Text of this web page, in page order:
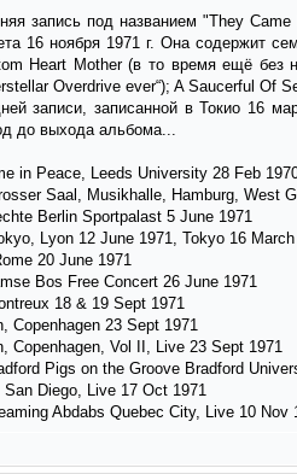
запись под названием "They
16 ноября 1971 г. Она содержит
Heart Mother (в то время ещё без
Overdrive ever“); A Saucerful Of
записи, записанной в Токио 16
до выхода альбома...
in Peace, Leeds University 28 Feb
Saal, Musikhalle, Hamburg, West
Berlin Sportpalast 5 June 1971
Lyon 12 June 1971, Tokyo 16
20 June 1971
Bos Free Concert 26 June 1971
18 & 19 Sept 1971
Copenhagen 23 Sept 1971
Copenhagen, Vol II, Live 23 Sept 1971
Pigs on the Groove Bradford
San Diego, Live 17 Oct 1971
Abdabs Quebec City, Live 10 Nov